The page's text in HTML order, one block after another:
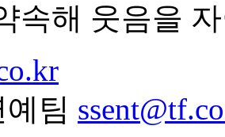
속해 웃음을
팀